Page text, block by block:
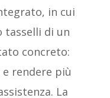
in cui
tasselli di un
concreto:
rendere più
La